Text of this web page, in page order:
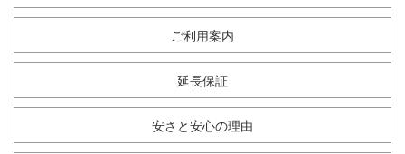
ご利用案内
延長保証
安さと安心の理由